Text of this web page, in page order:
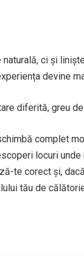
ci și
devine
diferită, greu
complet
locuri
te corect și,
tău de